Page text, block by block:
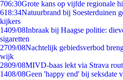
706:30Grote kans op vijfde regionale
618:34Natuurbrand bij Soesterduinen
kijkers
1409/08Inbraak bij Haagse politie:
sigaretten
2709/08Nachtelijk gebiedsverbod
wijk
2809/08MIVD-baas lekt via Strava
1408/08Geen 'happy end' bij seksdate